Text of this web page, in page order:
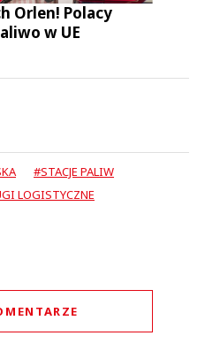
Orlen! Polacy
w UE
#STACJE PALIW
LOGISTYCZNE